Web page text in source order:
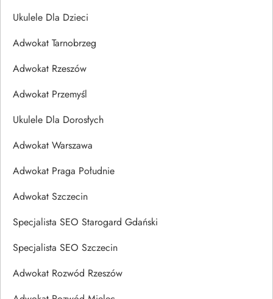
Ukulele Dla Dzieci
Adwokat Tarnobrzeg
Adwokat Rzeszów
Adwokat Przemyśl
Ukulele Dla Dorosłych
Adwokat Warszawa
Adwokat Praga Południe
Adwokat Szczecin
Specjalista SEO Starogard Gdański
Specjalista SEO Szczecin
Adwokat Rozwód Rzeszów